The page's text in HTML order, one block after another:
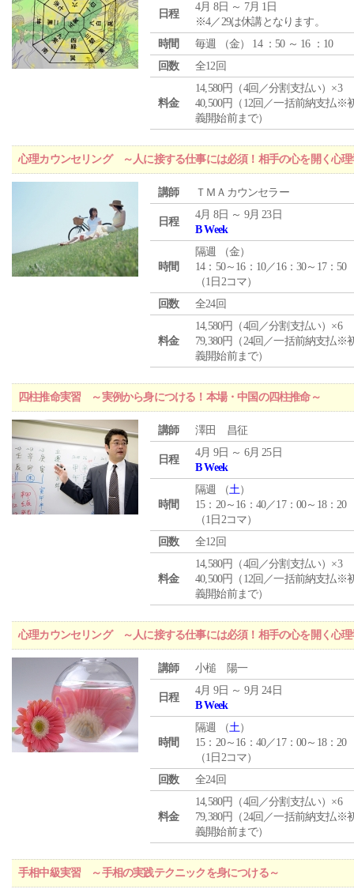
日程
4月 8日 ～ 7月 1日
※4／29は休講となります。
時間
毎週 （金） 14 ：50 ～ 16 ：10
回数
全12回
料金
14,580円（4回／分割支払い）×3
40,500円（12回／一括前納支払※
義開始前まで）
心理カウンセリング ～人に接する仕事には必須！相手の心を開く心理
講師 ＴＭＡカウンセラー
日程
4月 8日 ～ 9月 23日
B Week
時間
隔週 （金）
14：50～16：10／16：30～17：50
（1日2コマ）
回数
全24回
料金
14,580円（4回／分割支払い）×6
79,380円（24回／一括前納支払※
義開始前まで）
四柱推命実習 ～実例から身につける！本場・中国の四柱推命～
講師 澤田 昌征
日程
4月 9日 ～ 6月 25日
B Week
時間
隔週 （土）
15：20～16：40／17：00～18：20
（1日2コマ）
回数
全12回
料金
14,580円（4回／分割支払い）×3
40,500円（12回／一括前納支払※
義開始前まで）
心理カウンセリング ～人に接する仕事には必須！相手の心を開く心理
講師 小槌 陽一
日程
4月 9日 ～ 9月 24日
B Week
時間
隔週 （土）
15：20～16：40／17：00～18：20
（1日2コマ）
回数
全24回
料金
14,580円（4回／分割支払い）×6
79,380円（24回／一括前納支払※
義開始前まで）
手相中級実習 ～手相の実践テクニックを身につける～